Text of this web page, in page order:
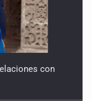
con